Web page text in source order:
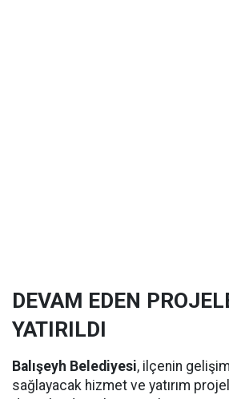
DEVAM EDEN
YATIRILDI
Balışeyh Belediyesi, ilçenin
sağlayacak hizmet ve yatırım